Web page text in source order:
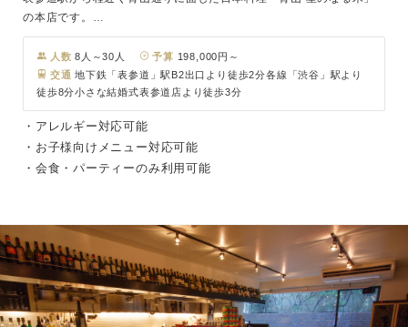
の本店です。
和の伝統を守りつつ、新しい手法を取り入れた懐石料理『伝統×革
新』が料理のコンセプトで
季節ごとに最もおいしい素材を吟味し、産地を厳選し、各種コースを
ご用意しております。和の心と斬新な発想が織りなす
「新懐石」をお楽しみください。
人数 8人～30人 予算 198,000円～
交通 地下鉄「表参道」駅B2出口より徒歩2分各線「渋谷」駅より
徒歩8分小さな結婚式表参道店より徒歩3分
・アレルギー対応可能
・お子様向けメニュー対応可能
・会食・パーティーのみ利用可能